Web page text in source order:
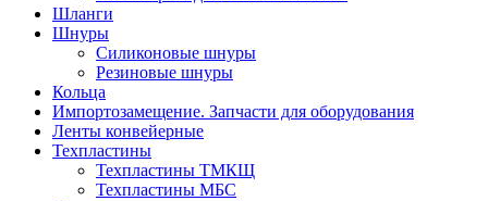
Шланги
Шнуры
Силиконовые шнуры
Резиновые шнуры
Кольца
Импортозамещение. Запчасти для оборудования
Ленты конвейерные
Техпластины
Техпластины ТМКЩ
Техпластины МБС